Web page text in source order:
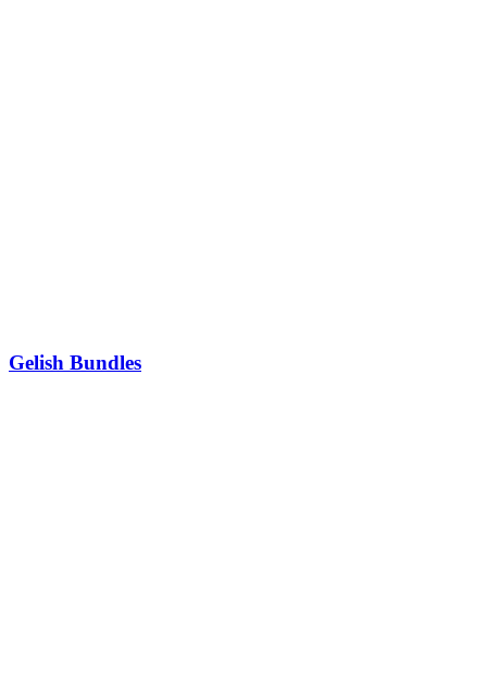
Gelish Bundles